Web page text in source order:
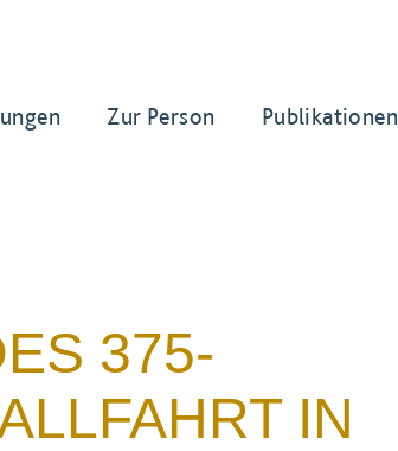
Zur Person
Publikationen
375-
IN